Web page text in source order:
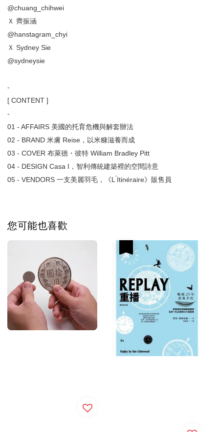
@chuang_chihwei
Ｘ 齊振涵
@hanstagram_chyi
Ｘ Sydney Sie
@sydneysie
-
[ CONTENT ]
-
01 - AFFAIRS 美國的托育危機與解套辦法
02 - BRAND 米膚 Reise，以米糠滋養而成
03 - COVER 布萊德・彼特 William Bradley Pitt
04 - DESIGN Casa I，智利傳統建築裡的空間詩意
05 - VENDORS 一支美麗羽毛，《L ́Itinéraire》販售員
您可能也喜歡